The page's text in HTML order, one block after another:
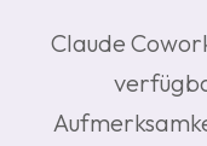
Claude